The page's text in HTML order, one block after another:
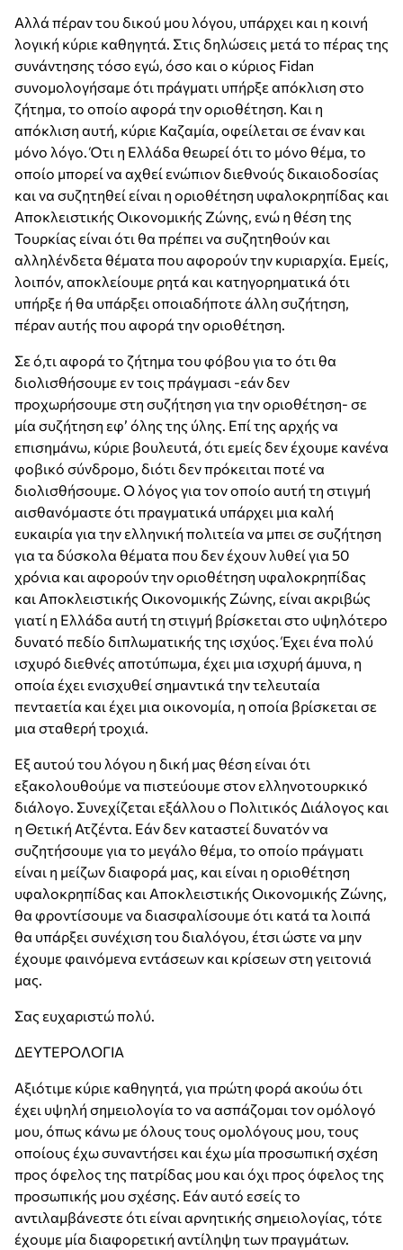
Αλλά πέραν του δικού μου λόγου, υπάρχει και η κοινή
λογική κύριε καθηγητά. Στις δηλώσεις μετά το πέρας της
συνάντησης τόσο εγώ, όσο και ο κύριος Fidan
συνομολογήσαμε ότι πράγματι υπήρξε απόκλιση στο
ζήτημα, το οποίο αφορά την οριοθέτηση. Και η
απόκλιση αυτή, κύριε Καζαμία, οφείλεται σε έναν και
μόνο λόγο. Ότι η Ελλάδα θεωρεί ότι το μόνο θέμα, το
οποίο μπορεί να αχθεί ενώπιον διεθνούς δικαιοδοσίας
και να συζητηθεί είναι η οριοθέτηση υφαλοκρηπίδας και
Αποκλειστικής Οικονομικής Ζώνης, ενώ η θέση της
Τουρκίας είναι ότι θα πρέπει να συζητηθούν και
αλληλένδετα θέματα που αφορούν την κυριαρχία. Εμείς,
λοιπόν, αποκλείουμε ρητά και κατηγορηματικά ότι
υπήρξε ή θα υπάρξει οποιαδήποτε άλλη συζήτηση,
πέραν αυτής που αφορά την οριοθέτηση.
Σε ό,τι αφορά το ζήτημα του φόβου για το ότι θα
διολισθήσουμε εν τοις πράγμασι -εάν δεν
προχωρήσουμε στη συζήτηση για την οριοθέτηση- σε
μία συζήτηση εφ’ όλης της ύλης. Επί της αρχής να
επισημάνω, κύριε βουλευτά, ότι εμείς δεν έχουμε κανένα
φοβικό σύνδρομο, διότι δεν πρόκειται ποτέ να
διολισθήσουμε. Ο λόγος για τον οποίο αυτή τη στιγμή
αισθανόμαστε ότι πραγματικά υπάρχει μια καλή
ευκαιρία για την ελληνική πολιτεία να μπει σε συζήτηση
για τα δύσκολα θέματα που δεν έχουν λυθεί για 50
χρόνια και αφορούν την οριοθέτηση υφαλοκρηπίδας
και Αποκλειστικής Οικονομικής Ζώνης, είναι ακριβώς
γιατί η Ελλάδα αυτή τη στιγμή βρίσκεται στο υψηλότερο
δυνατό πεδίο διπλωματικής της ισχύος. Έχει ένα πολύ
ισχυρό διεθνές αποτύπωμα, έχει μια ισχυρή άμυνα, η
οποία έχει ενισχυθεί σημαντικά την τελευταία
πενταετία και έχει μια οικονομία, η οποία βρίσκεται σε
μια σταθερή τροχιά.
Εξ αυτού του λόγου η δική μας θέση είναι ότι
εξακολουθούμε να πιστεύουμε στον ελληνοτουρκικό
διάλογο. Συνεχίζεται εξάλλου ο Πολιτικός Διάλογος και
η Θετική Ατζέντα. Εάν δεν καταστεί δυνατόν να
συζητήσουμε για το μεγάλο θέμα, το οποίο πράγματι
είναι η μείζων διαφορά μας, και είναι η οριοθέτηση
υφαλοκρηπίδας και Αποκλειστικής Οικονομικής Ζώνης,
θα φροντίσουμε να διασφαλίσουμε ότι κατά τα λοιπά
θα υπάρξει συνέχιση του διαλόγου, έτσι ώστε να μην
έχουμε φαινόμενα εντάσεων και κρίσεων στη γειτονιά
μας.
Σας ευχαριστώ πολύ.
ΔΕΥΤΕΡΟΛΟΓΙΑ
Αξιότιμε κύριε καθηγητά, για πρώτη φορά ακούω ότι
έχει υψηλή σημειολογία το να ασπάζομαι τον ομόλογό
μου, όπως κάνω με όλους τους ομολόγους μου, τους
οποίους έχω συναντήσει και έχω μία προσωπική σχέση
προς όφελος της πατρίδας μου και όχι προς όφελος της
προσωπικής μου σχέσης. Εάν αυτό εσείς το
αντιλαμβάνεστε ότι είναι αρνητικής σημειολογίας, τότε
έχουμε μία διαφορετική αντίληψη των πραγμάτων.